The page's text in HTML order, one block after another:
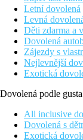
restaurace
Popis hotelu
Mezi vybavení
bar, TV
částí, sluneční
programy
Popis pokoje
Klimatizované
Letní dovolená
Levná
Děti zdarma a
Dovolená
Zájezdy s
Nejlevnější
Exotická
Dovolená podle gusta
All inclusive
Dovolená s
Exotická